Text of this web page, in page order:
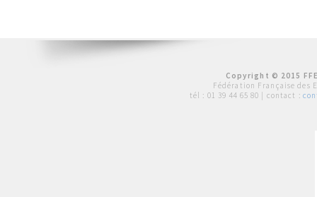
Copyright © 2015
Fédération Française des
tél : 01 39 44 65 80 | contact :